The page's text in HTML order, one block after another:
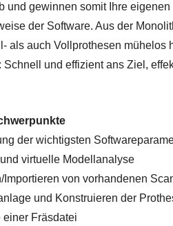
und gewinnen somit Ihre
der Software. Aus der
als auch Vollprothesen
Schnell und effizient ans Ziel,
der wichtigsten
virtuelle Modellanalyse
Importieren von vorhandenen
und Konstruieren der
einer Fräsdatei